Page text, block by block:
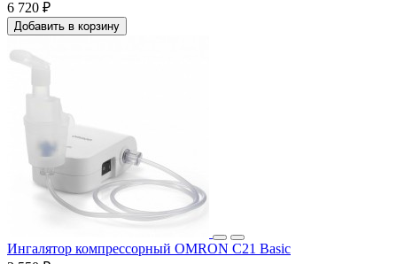
6 720 ₽
Добавить в корзину
Ингалятор компрессорный OMRON C21 Basic